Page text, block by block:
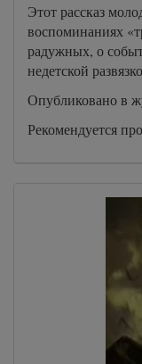
Этот рассказ
воспоминаниях
радужных, о
недетской
Опубликовано в
Рекомендуется